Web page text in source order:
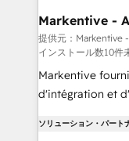
Personal
heavy lifting of
system. + Get best practices and 'don't know what
you don't know'
conversions! OTF is an Elite Partner (top 1% of
Partner of the Year 💥 Trusted by 2,500+
Markentive -
提供元：Markentive
インストール数10件
Markentive
d'intégration et
marketing
ソリューション・パート